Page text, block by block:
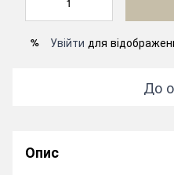
% Увійти для
До
Опис